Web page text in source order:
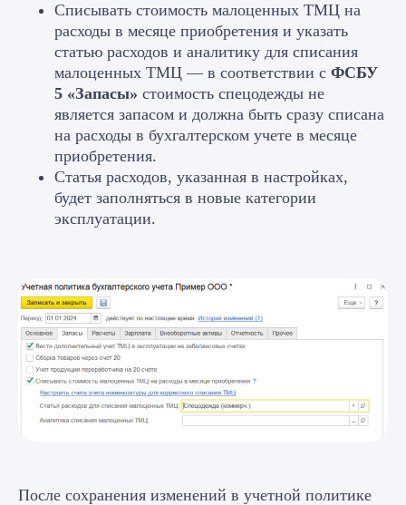
Списывать стоимость малоценных ТМЦ на
расходы в месяце приобретения и указать
статью расходов и аналитику для списания
малоценных ТМЦ — в соответствии с ФСБУ
5 «Запасы» стоимость спецодежды не
является запасом и должна быть сразу списана
на расходы в бухгалтерском учете в месяце
приобретения.
Статья расходов, указанная в настройках,
будет заполняться в новые категории
эксплуатации.
После сохранения изменений в учетной политике